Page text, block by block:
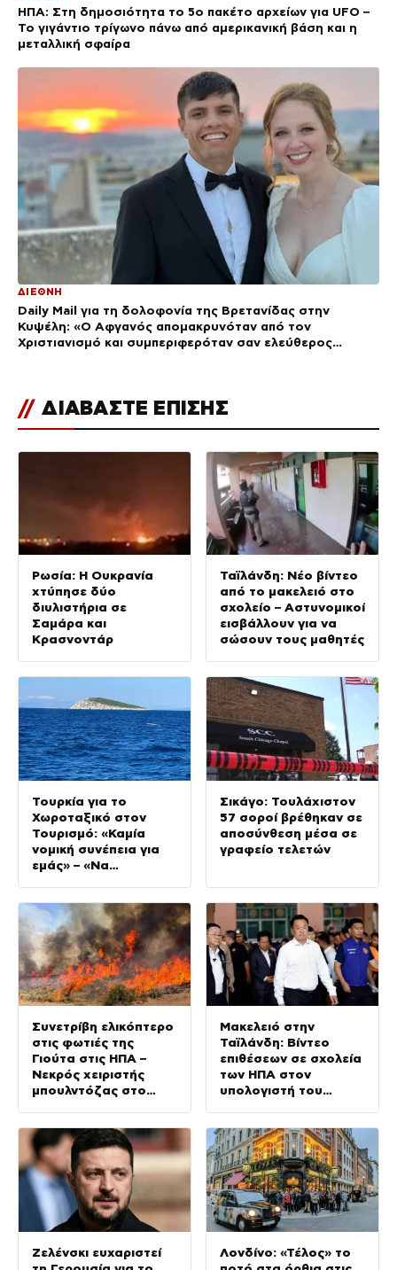
ΗΠΑ: Στη δημοσιότητα το 5ο πακέτο αρχείων για UFO –
Το γιγάντιο τρίγωνο πάνω από αμερικανική βάση και η
μεταλλική σφαίρα
ΔΙΕΘΝΗ
Daily Mail για τη δολοφονία της Βρετανίδας στην
Κυψέλη: «Ο Αφγανός απομακρυνόταν από τον
Χριστιανισμό και συμπεριφερόταν σαν ελεύθερος
// ΔΙΑΒΑΣΤΕ ΕΠΙΣΗΣ
Ρωσία: Η Ουκρανία
χτύπησε δύο
διυλιστήρια σε
Σαμάρα και
Κρασνοντάρ
Ταϊλάνδη: Νέο βίντεο
από το μακελειό στο
σχολείο – Αστυνομικοί
εισβάλλουν για να
σώσουν τους μαθητές
Τουρκία για το
Χωροταξικό στον
Τουρισμό: «Καμία
νομική συνέπεια για
εμάς» – «Να
στο Αιγαίο»
Σικάγο: Τουλάχιστον
57 σοροί βρέθηκαν σε
αποσύνθεση μέσα σε
γραφείο τελετών
Συνετρίβη ελικόπτερο
στις φωτιές της
Γιούτα στις ΗΠΑ –
Νεκρός χειριστής
μπουλντόζας στο
Μακελειό στην
Ταϊλάνδη: Βίντεο
επιθέσεων σε σχολεία
των ΗΠΑ στον
υπολογιστή του
νομοθεσία για τα
όπλα
Ζελένσκι ευχαριστεί
Λονδίνο: «Τέλος» το